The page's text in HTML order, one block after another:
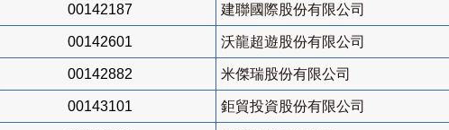
00142187 建聯國際股份有限公司
00142601 沃龍超遊股份有限公司
00142882 米傑瑞股份有限公司
00143101 鉅貿投資股份有限公司